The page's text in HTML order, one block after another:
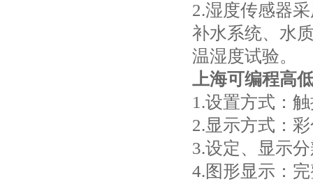
2.湿度传感器
补水系统、水
温湿度试验。
上海可编程高
1.设置方式：
2.显示方式：
3.设定、显示
4.图形显示：